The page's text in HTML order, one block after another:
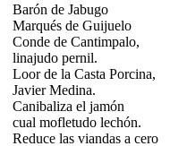
Barón de Jabugo
Marqués de Guijuelo
Conde de Cantimpalo,
linajudo pernil.
Loor de la Casta Porcina,
Javier Medina.
Canibaliza el jamón
cual mofletudo lechón.
Reduce las viandas a cero